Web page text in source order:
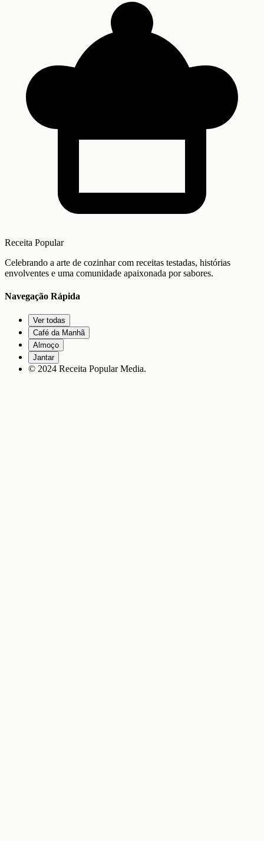
Receita Popular
Celebrando a arte de cozinhar com receitas testadas, histórias
envolventes e uma comunidade apaixonada por sabores.
Navegação Rápida
Ver todas
Café da Manhã
Almoço
Jantar
© 2024 Receita Popular Media.